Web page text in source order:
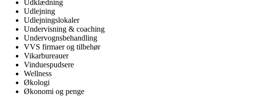
Udklædning
Udlejning
Udlejningslokaler
Undervisning & coaching
Undervognsbehandling
VVS firmaer og tilbehør
Vikarbureauer
Vinduespudsere
Wellness
Økologi
Økonomi og penge